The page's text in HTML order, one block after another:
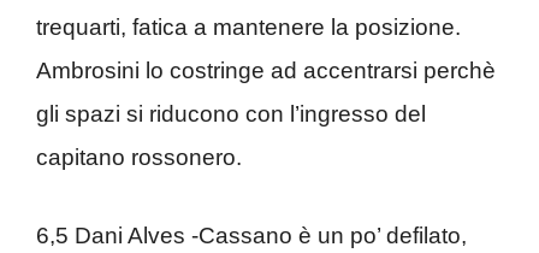
trequarti, fatica a mantenere la posizione.
Ambrosini lo costringe ad accentrarsi perchè
gli spazi si riducono con l’ingresso del
capitano rossonero.
6,5 Dani Alves -Cassano è un po’ defilato,